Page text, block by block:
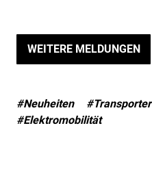
WEITERE MELDUNGEN
#Neuheiten #Transporter
#Elektromobilität